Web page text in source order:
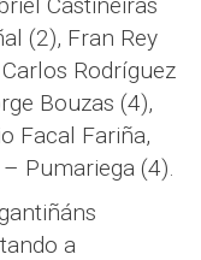
(2), Fran Rey
Rodríguez
Bouzas (4),
Facal Fariña,
Pumariega (4).
a